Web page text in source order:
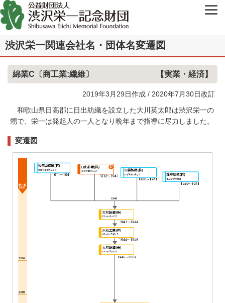
渋沢栄一関連会社名・団体名変遷図
【実業・経済】
綿業C 〔商工業:繊維〕
2019年3月29日作成 / 2020年7月30日改訂
和歌山県日高郡に日出紡織を設立した大川英太郎は渋沢栄一の
甥で、栄一は発起人の一人となり晩年まで指導に尽力しました。
変遷図